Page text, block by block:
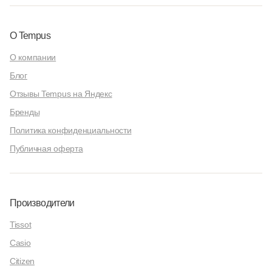
О Tempus
О компании
Блог
Отзывы Tempus на Яндекс
Бренды
Политика конфиденциальности
Публичная оферта
Производители
Tissot
Casio
Citizen